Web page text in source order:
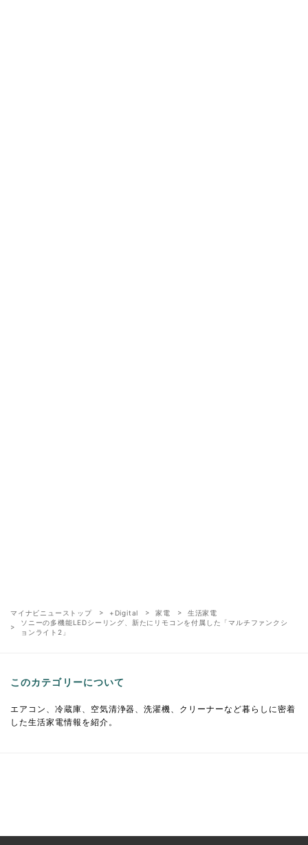
マイナビニューストップ +Digital 家電
生活家電
ソニーの多機能LEDシーリング、新たにリモコンを付属した「マルチファンクシ
ョンライト2」
このカテゴリーについて
エアコン、冷蔵庫、空気清浄器、洗濯機、クリーナーなど暮らしに密着
した生活家電情報を紹介。